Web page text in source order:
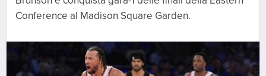
Conference al Madison Square Garden.